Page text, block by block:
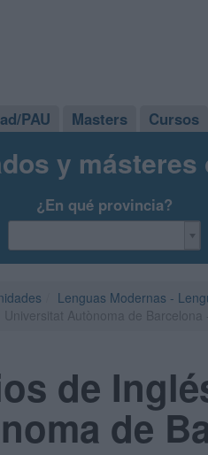
PAU Masters Cursos
y
¿En qué provincia?
Lenguas Modernas -
de
de